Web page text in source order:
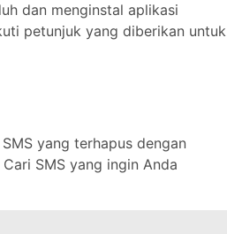
dan menginstal aplikasi
petunjuk yang diberikan untuk
yang terhapus dengan
SMS yang ingin Anda